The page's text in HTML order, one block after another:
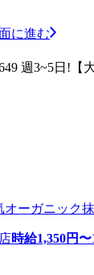
に進む
週3~5日!【
オーガニッ
時給1,350円〜